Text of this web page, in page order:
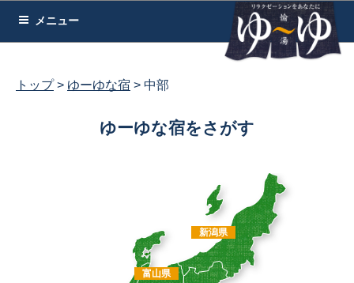
メニュー
トップ ゆーゆな宿 中部
ゆーゆな宿をさがす
新潟県
富山県